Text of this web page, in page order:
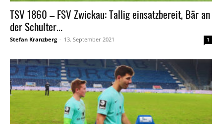
TSV 1860 – FSV Zwickau: Tallig einsatzbereit, Bär an
der Schulter...
Stefan Kranzberg - 13. September 2021 1